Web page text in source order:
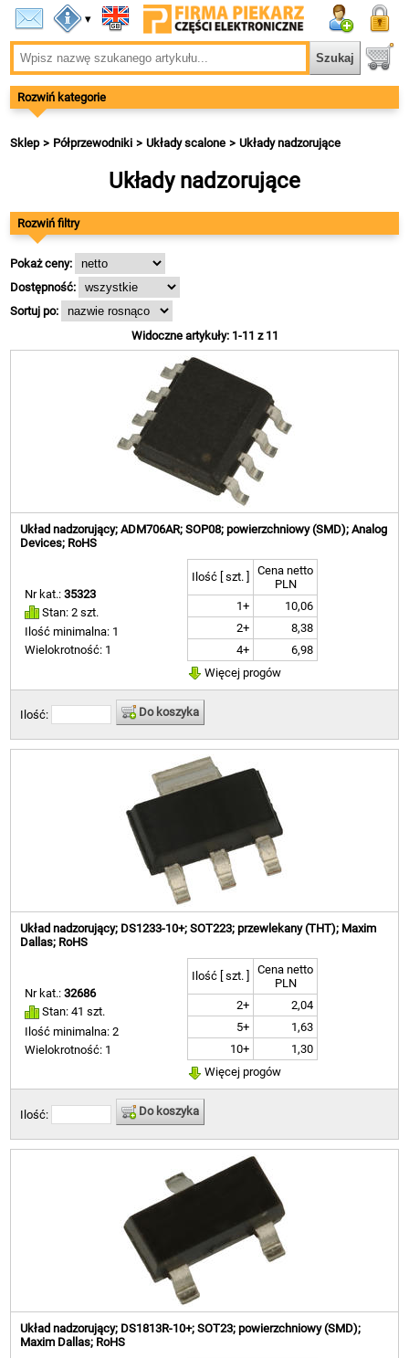
▾
Rozwiń kategorie
Sklep Półprzewodniki Układy scalone Układy nadzorujące
Układy nadzorujące
Rozwiń filtry
Pokaż ceny:
Dostępność:
Sortuj po:
Widoczne artykuły: 1-11 z 11
Układ nadzorujący; ADM706AR; SOP08; powierzchniowy (SMD); Analog
Devices; RoHS
Nr kat.:35323
Stan: 2 szt.
Ilość minimalna: 1
Wielokrotność: 1
Ilość [ szt. ]
Cena netto
PLN
1+
10,06
2+
8,38
4+
6,98
Więcej progów
Ilość: Do koszyka
Układ nadzorujący; DS1233-10+; SOT223; przewlekany (THT); Maxim
Dallas; RoHS
Nr kat.:32686
Stan: 41 szt.
Ilość minimalna: 2
Wielokrotność: 1
Ilość [ szt. ]
Cena netto
PLN
2+
2,04
5+
1,63
10+
1,30
Więcej progów
Ilość: Do koszyka
Układ nadzorujący; DS1813R-10+; SOT23; powierzchniowy (SMD);
Maxim Dallas; RoHS